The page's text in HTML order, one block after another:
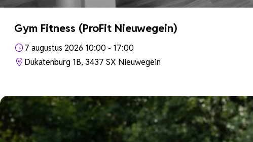
Gym Fitness (ProFit Nieuwegein)
7 augustus 2026 10:00 - 17:00
Dukatenburg 1B, 3437 SX Nieuwegein